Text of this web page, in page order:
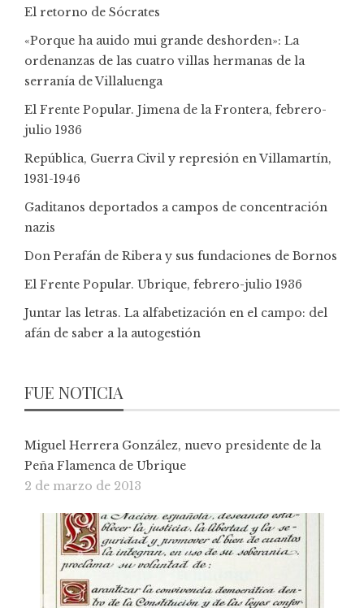
El retorno de Sócrates
«Porque ha auido mui grande deshorden»: La
ordenanzas de las cuatro villas hermanas de la
serranía de Villaluenga
El Frente Popular. Jimena de la Frontera, febrero-
julio 1936
República, Guerra Civil y represión en Villamartín,
1931-1946
Gaditanos deportados a campos de concentración
nazis
Don Perafán de Ribera y sus fundaciones de Bornos
El Frente Popular. Ubrique, febrero-julio 1936
Juntar las letras. La alfabetización en el campo: del
afán de saber a la autogestión
FUE NOTICIA
Miguel Herrera González, nuevo presidente de la
Peña Flamenca de Ubrique
2 de marzo de 2013